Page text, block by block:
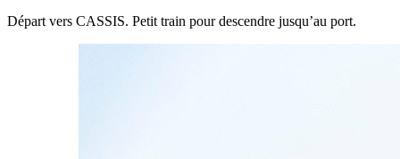
Départ vers CASSIS. Petit train pour descendre jusqu’au port.